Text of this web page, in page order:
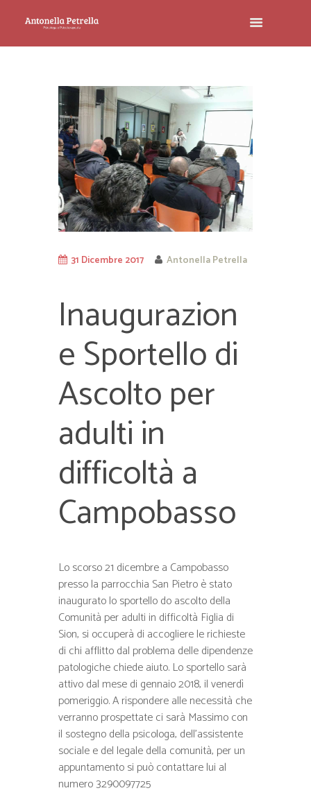
31 Dicembre 2017 Antonella Petrella
Inaugurazion
e Sportello di
Ascolto per
adulti in
difficoltà a
Campobasso
Lo scorso 21 dicembre a Campobasso
presso la parrocchia San Pietro è stato
inaugurato lo sportello do ascolto della
Comunità per adulti in difficoltà Figlia di
Sion, si occuperà di accogliere le richieste
di chi afflitto dal problema delle dipendenze
patologiche chiede aiuto. Lo sportello sarà
attivo dal mese di gennaio 2018, il venerdì
pomeriggio. A rispondere alle necessità che
verranno prospettate ci sarà Massimo con
il sostegno della psicologa, dell’assistente
sociale e del legale della comunità, per un
appuntamento si può contattare lui al
numero 3290097725